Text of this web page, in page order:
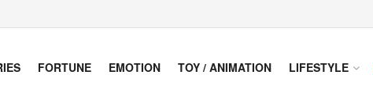
FORTUNE EMOTION TOY / ANIMATION LIFESTYLE